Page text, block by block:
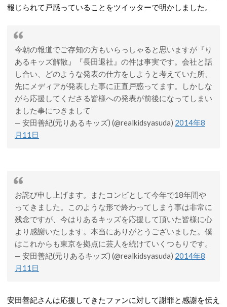
報じられて戸惑っていることをツイッターで明かしました。
今朝の報道でご存知の方もいらっしゃると思いますが『り
あるキッズ解散』『長田退社』の件は事実です。会社と話
し合い、どのような発表の仕方をしようと考えていた所、
先にメディアが発表した事に正直戸惑ってます。しかしな
がら応援してくださる皆様への発表が前後になってしまい
ました事につきまして
— 安田善紀(元りあるキッズ) (@realkidsyasuda) 2014年8
月11日
お詫び申し上げます。またコンビとして今年で18年間や
ってきました。このような形で終わってしまう事は非常に
残念ですが、今はりあるキッズを応援して頂いた皆様に心
より感謝いたします。本当にありがとうございました。僕
はこれからも東京を拠点に芸人を続けていくつもりです。
— 安田善紀(元りあるキッズ) (@realkidsyasuda) 2014年8
月11日
安田善紀さんは応援してきたファンに対して謝罪と感謝を伝え